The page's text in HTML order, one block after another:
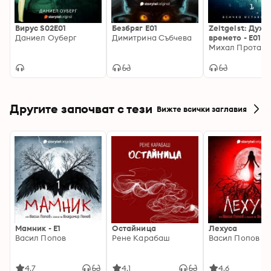
Вирус S02E01
Даниел Оуберг
Безбряг Е01
Димитрина Събчева
Zeitgeist:
времето - E01
Михал
Другите започват с тези Вижте всички заглавия
Мамник - E1
Васил Попов
4.7
Остайница
Рене Карабаш
4.1
Лехуса
Васил Попов
4.6